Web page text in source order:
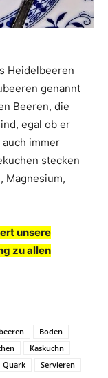
Heidelbeeren
genannt
Beeren, die
egal ob er
auch immer
stecken
Magnesium,
unsere
zu allen
Boden
Kaskuchn
Quark
Servieren